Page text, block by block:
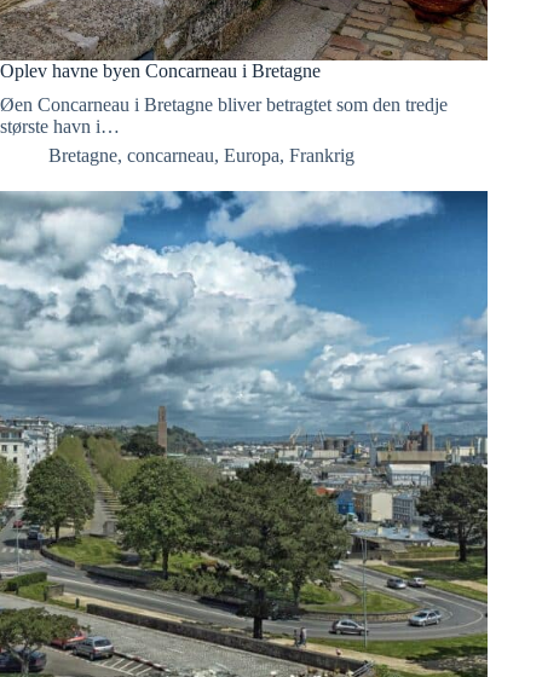
Oplev havne byen Concarneau i Bretagne
Øen Concarneau i Bretagne bliver betragtet som den tredje
største havn i…
Bretagne, concarneau, Europa, Frankrig